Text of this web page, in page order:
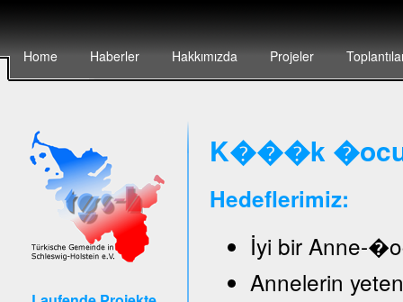
Home Haberler Hakkımızda Projeler
K���k
Hedeflerimiz:
İyi bir Anne-
Annelerin